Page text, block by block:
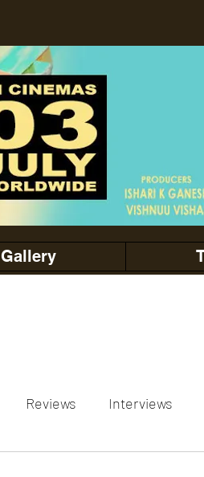
Gallery
Reviews Interviews